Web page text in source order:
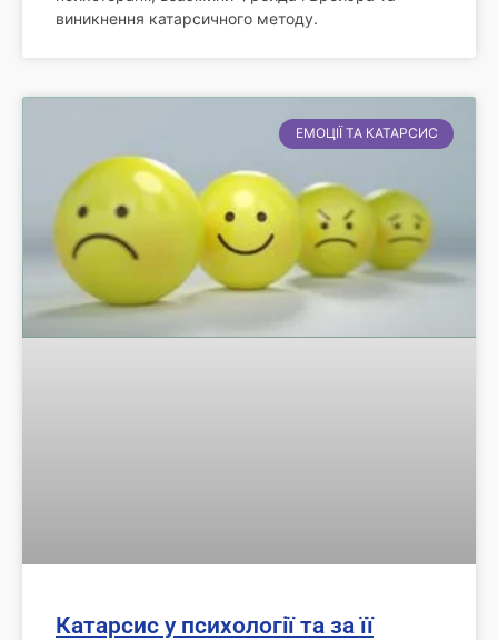
виникнення катарсичного методу.
ЕМОЦІЇ ТА КАТАРСИС
Катарсис у психології та за її